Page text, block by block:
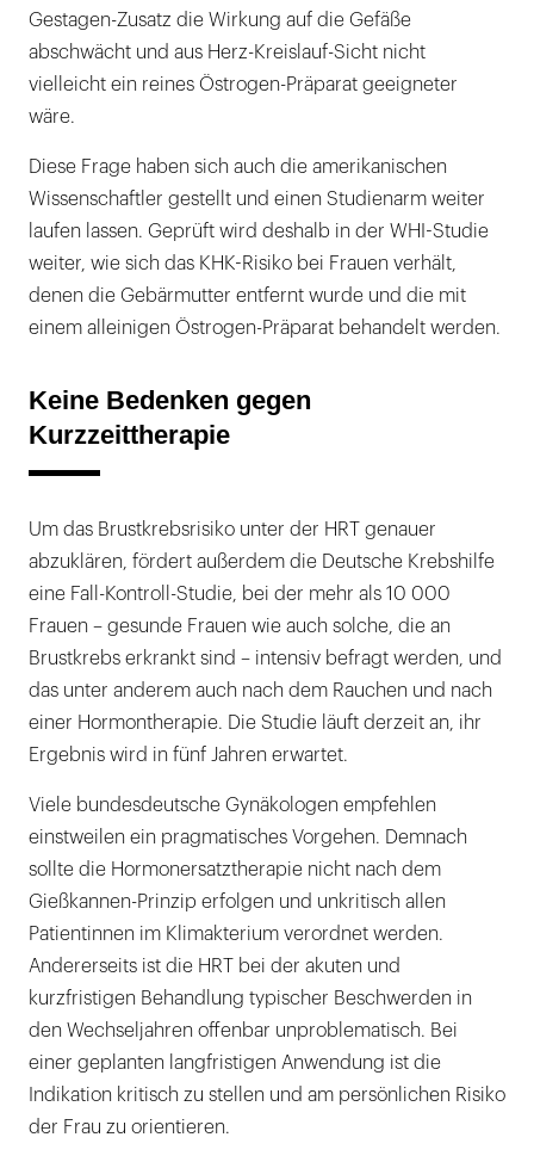
Gestagen-Zusatz die Wirkung auf die Gefäße
abschwächt und aus Herz-Kreislauf-Sicht nicht
vielleicht ein reines Östrogen-Präparat geeigneter
wäre.
Diese Frage haben sich auch die amerikanischen
Wissenschaftler gestellt und einen Studienarm weiter
laufen lassen. Geprüft wird deshalb in der WHI-Studie
weiter, wie sich das KHK-Risiko bei Frauen verhält,
denen die Gebärmutter entfernt wurde und die mit
einem alleinigen Östrogen-Präparat behandelt werden.
Keine Bedenken gegen
Kurzzeittherapie
Um das Brustkrebsrisiko unter der HRT genauer
abzuklären, fördert außerdem die Deutsche Krebshilfe
eine Fall-Kontroll-Studie, bei der mehr als 10 000
Frauen – gesunde Frauen wie auch solche, die an
Brustkrebs erkrankt sind – intensiv befragt werden, und
das unter anderem auch nach dem Rauchen und nach
einer Hormontherapie. Die Studie läuft derzeit an, ihr
Ergebnis wird in fünf Jahren erwartet.
Viele bundesdeutsche Gynäkologen empfehlen
einstweilen ein pragmatisches Vorgehen. Demnach
sollte die Hormonersatztherapie nicht nach dem
Gießkannen-Prinzip erfolgen und unkritisch allen
Patientinnen im Klimakterium verordnet werden.
Andererseits ist die HRT bei der akuten und
kurzfristigen Behandlung typischer Beschwerden in
den Wechseljahren offenbar unproblematisch. Bei
einer geplanten langfristigen Anwendung ist die
Indikation kritisch zu stellen und am persönlichen Risiko
der Frau zu orientieren.